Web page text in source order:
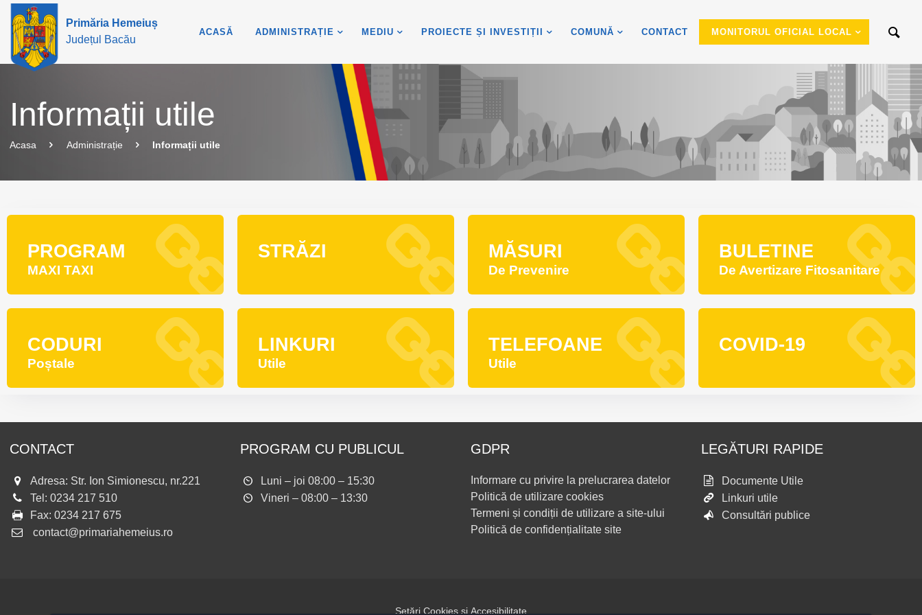
Primăria Hemeiuș
Județul Bacău
ACASĂ ADMINISTRAȚIE MEDIU PROIECTE ȘI INVESTIȚII COMUNĂ CONTACT MONITORUL OFICIAL LOCAL
Informații utile
Acasa Administrație Informații utile
PROGRAM
MAXI TAXI
STRĂZI MĂSURI
De Prevenire
BULETINE
De Avertizare Fitosanitare
CODURI
Poștale
LINKURI
Utile
TELEFOANE
Utile
COVID-19
CONTACT
Adresa: Str. Ion Simionescu, nr.221
Tel: 0234 217 510
Fax: 0234 217 675
contact@primariahemeius.ro
PROGRAM CU PUBLICUL
Luni – joi 08:00 – 15:30
Vineri – 08:00 – 13:30
GDPR
Informare cu privire la prelucrarea datelor
Politică de utilizare cookies
Termeni și condiții de utilizare a site-ului
Politică de confidențialitate site
LEGĂTURI RAPIDE
Documente Utile
Linkuri utile
Consultări publice
Setări Cookies și Accesibilitate